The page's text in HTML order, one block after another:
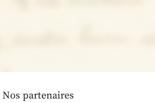
Nos partenaires